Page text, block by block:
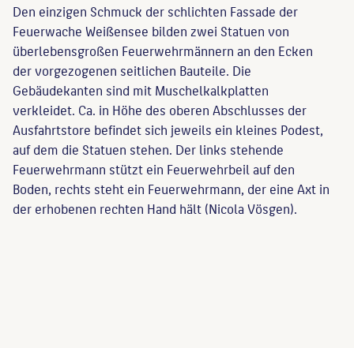
Den einzigen Schmuck der schlichten Fassade der
Feuerwache Weißensee bilden zwei Statuen von
überlebensgroßen Feuerwehrmännern an den Ecken
der vorgezogenen seitlichen Bauteile. Die
Gebäudekanten sind mit Muschelkalkplatten
verkleidet. Ca. in Höhe des oberen Abschlusses der
Ausfahrtstore befindet sich jeweils ein kleines Podest,
auf dem die Statuen stehen. Der links stehende
Feuerwehrmann stützt ein Feuerwehrbeil auf den
Boden, rechts steht ein Feuerwehrmann, der eine Axt in
der erhobenen rechten Hand hält (Nicola Vösgen).